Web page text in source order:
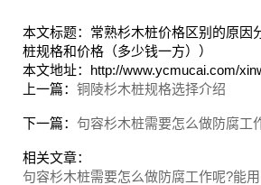
本文标题：常熟杉木桩价格区别的原因
桩规格和价格（多少钱一方））
本文地址：http://www.ycmucai.com/
上一篇： 铜陵杉木桩规格选择介绍
下一篇： 句容杉木桩需要怎么做防腐工
相关文章：
句容杉木桩需要怎么做防腐工作呢?能用